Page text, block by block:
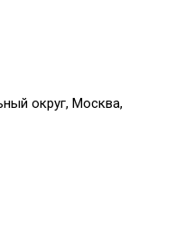
округ, Москва,